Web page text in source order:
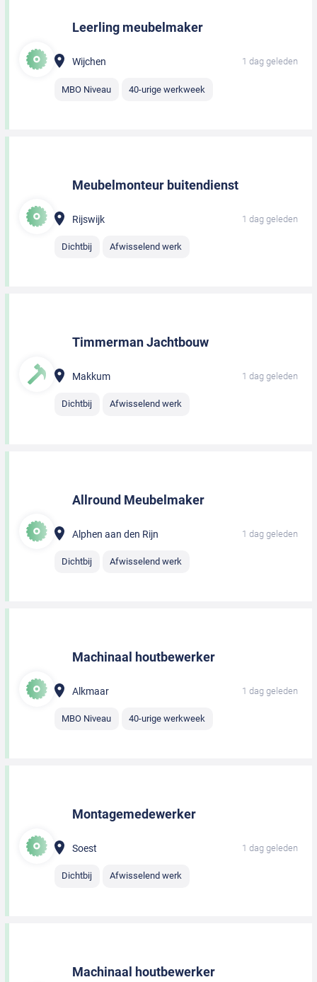
Leerling meubelmaker
Wijchen 1 dag geleden
MBO Niveau 40-urige werkweek
Meubelmonteur buitendienst
Rijswijk 1 dag geleden
Dichtbij Afwisselend werk
Timmerman Jachtbouw
Makkum 1 dag geleden
Dichtbij Afwisselend werk
Allround Meubelmaker
Alphen aan den Rijn 1 dag geleden
Dichtbij Afwisselend werk
Machinaal houtbewerker
Alkmaar 1 dag geleden
MBO Niveau 40-urige werkweek
Montagemedewerker
Soest 1 dag geleden
Dichtbij Afwisselend werk
Machinaal houtbewerker